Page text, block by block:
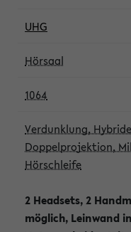
UHG
Hörsaal
1064
Verdunklung,
Doppelprojektion,
Hörschleife
2 Headsets, 2
möglich, Leinwand